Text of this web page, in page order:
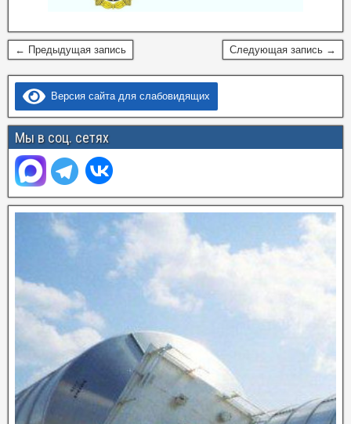
← Предыдущая запись Следующая запись →
Версия сайта для слабовидящих
Мы в соц. сетях